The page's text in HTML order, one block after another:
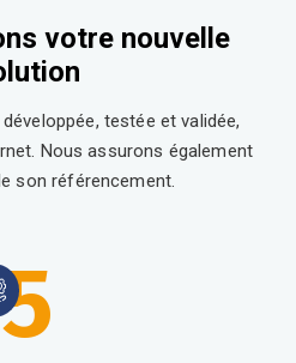
votre nouvelle
testée et validée,
Nous assurons également
son référencement.
5